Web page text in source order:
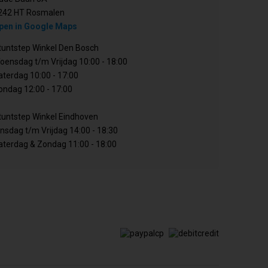
HT Rosmalen
in Google Maps
Winkel Den Bosch
t/m Vrijdag 10:00 - 18:00
10:00 - 17:00
12:00 - 17:00
Winkel Eindhoven
t/m Vrijdag 14:00 - 18:30
& Zondag 11:00 - 18:00